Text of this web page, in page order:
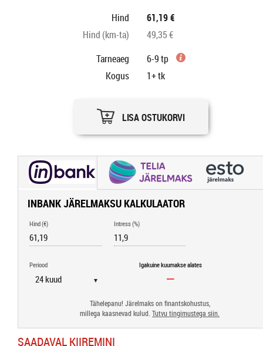
Hind
61,19 €
Hind (km-ta)
49,35 €
Tarneaeg
6-9 tp
Kogus
1+tk
LISA OSTUKORVI
INBANK JÄRELMAKSU KALKULAATOR
Hind (€) Intress (%)
Periood
▼
Igakuine kuumakse alates
Tähelepanu! Järelmaks on finantskohustus,
millega kaasnevad kulud. Tutvu tingimustega siin.
SAADAVAL KIIREMINI